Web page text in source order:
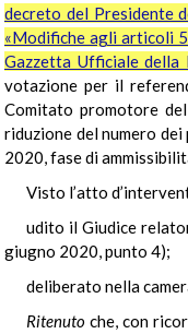
decreto del Presidente
«Modifiche agli articoli
Gazzetta Ufficiale
votazione per il
Comitato promotore
riduzione del numero
2020, fase di
Visto l’atto
udito il Giudice
giugno 2020, punto 4);
deliberato nella
Ritenuto che, con